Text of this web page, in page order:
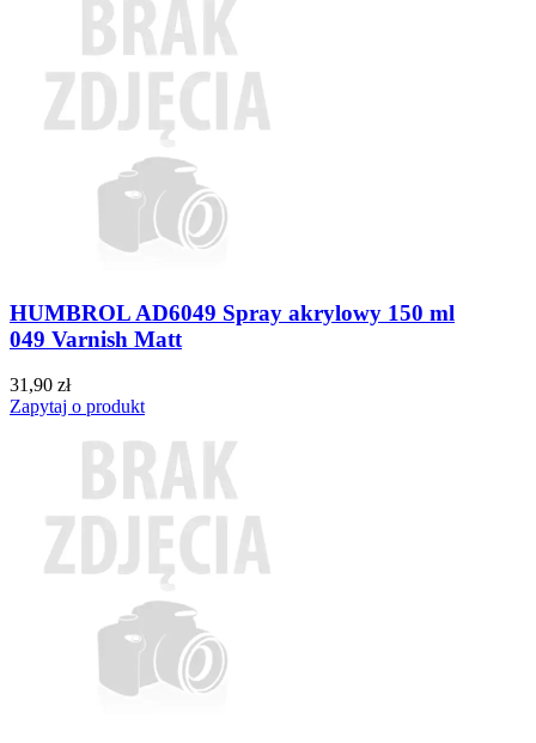
HUMBROL AD6049 Spray akrylowy 150 ml
049 Varnish Matt
31,90 zł
Zapytaj o produkt